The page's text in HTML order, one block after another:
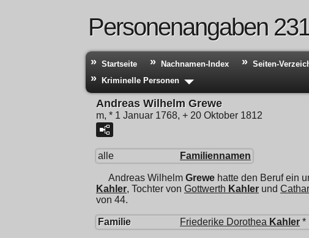
Personenangaben
Startseite Nachnamen-Index Seiten-
Kriminelle Personen
Andreas Wilhelm Grewe
m, * 1 Januar 1768, + 20 Oktober 1812
alle Familiennamen
Andreas Wilhelm Grewe hatte den Beruf ein
Kahler, Tochter von Gottwerth Kahler und
von 44.
Familie Friederike Dorothea Kahler *